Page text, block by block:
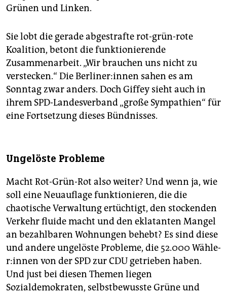
Grünen und Linken.
Sie lobt die gerade abgestrafte rot-grün-rote
Koalition, betont die funktionierende
Zusammenarbeit. „Wir brauchen uns nicht zu
verstecken.“ Die Ber­li­ne­r:in­nen sahen es am
Sonntag zwar anders. Doch Giffey sieht auch in
ihrem SPD-Landesverband „große Sympathien“ für
eine Fortsetzung dieses Bündnisses.
Ungelöste Probleme
Macht Rot-Grün-Rot also weiter? Und wenn ja, wie
soll eine Neuauflage funktionieren, die die
chaotische Verwaltung ertüchtigt, den stockenden
Verkehr fluide macht und den eklatanten Mangel
an bezahlbaren Wohnungen behebt? Es sind diese
und andere ungelöste Probleme, die 52.000 Wäh­le­
r:in­nen von der SPD zur CDU getrieben haben.
Und just bei diesen Themen liegen
Sozialdemokraten, selbstbewusste Grüne und